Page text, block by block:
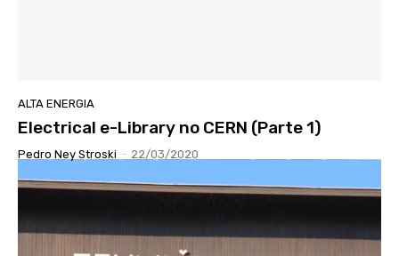
ALTA ENERGIA
Electrical e-Library no CERN (Parte 1)
Pedro Ney Stroski - 22/03/2020